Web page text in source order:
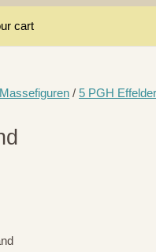
cart
Massefiguren / 5 PGH Effelder